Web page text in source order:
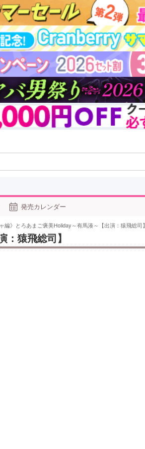
発売カレンダー
編》とろあまご褒美Holiday～有馬湊～【出演：猿飛総司】
猿飛総司】